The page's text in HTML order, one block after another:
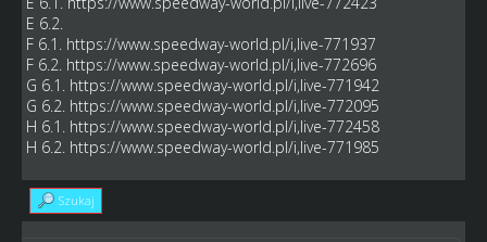
E 6.2.
F 6.1. https://www.speedway-world.pl/i,live-771937
F 6.2. https://www.speedway-world.pl/i,live-772696
G 6.1. https://www.speedway-world.pl/i,live-771942
G 6.2. https://www.speedway-world.pl/i,live-772095
H 6.1. https://www.speedway-world.pl/i,live-772458
H 6.2. https://www.speedway-world.pl/i,live-771985
Szukaj